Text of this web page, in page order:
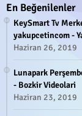
En Beğenilenler
KeySmart Tv
yakupcetincom -
Haziran 26, 2019
Lunapark
- Bozkir Videolari
Haziran 23, 2019